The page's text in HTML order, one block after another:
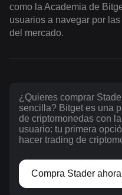
como la Academia de
usuarios a navegar por
del mercado.
¿Quieres comprar
sencilla? Bitget es una
de criptomonedas con
usuario: tu primera
hacer trading de
Compra Stader ahora